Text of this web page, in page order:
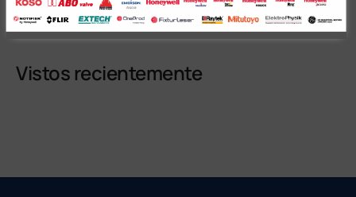
Vistos recientemente